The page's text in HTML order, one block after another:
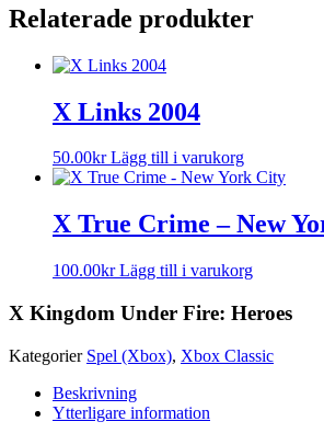
Relaterade produkter
X Links 2004
50.00kr Lägg till i varukorg
X True Crime – New
100.00kr Lägg till i varukorg
X Kingdom Under Fire: Heroes
Kategorier Spel (Xbox), Xbox Classic
Beskrivning
Ytterligare information